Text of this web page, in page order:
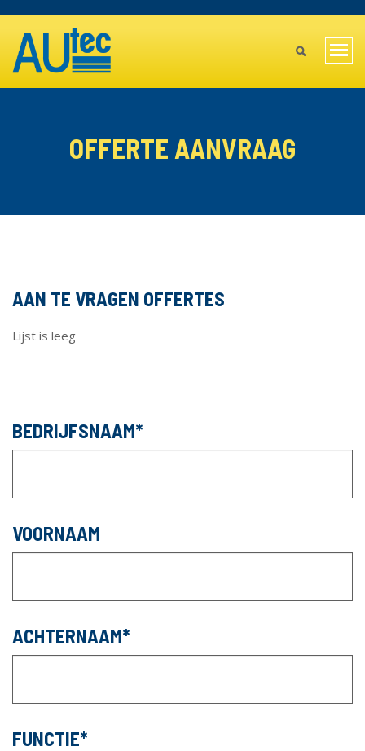
naar
inhoud
MAIN
MENU
OFFERTE AANVRAAG
AAN TE VRAGEN OFFERTES
Lijst is leeg
BEDRIJFSNAAM
VOORNAAM
ACHTERNAAM
FUNCTIE